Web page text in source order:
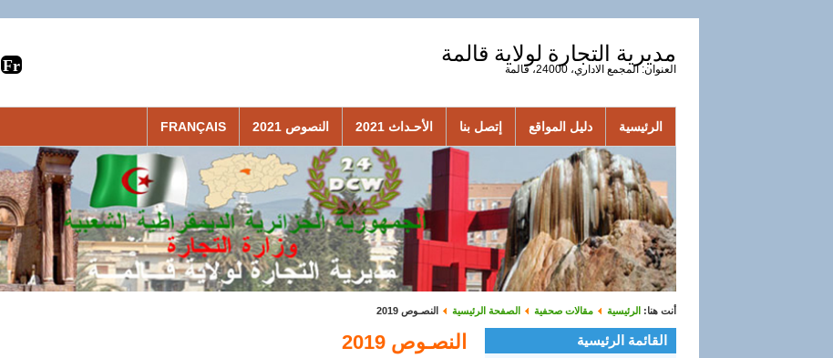
مديرية التجارة لولاية قالمة
العنوان: المجمع الاداري، 24000، قالمة
الرئيسية دليل المواقع إتصل بنا الأحـداث 2021 النصوص 2021 FRANÇAIS
أنت هنا: الرئيسية مقالات صحفية الصفحة الرئيسية النصـوص 2019
القائمة الرئيسية النصـوص 2019